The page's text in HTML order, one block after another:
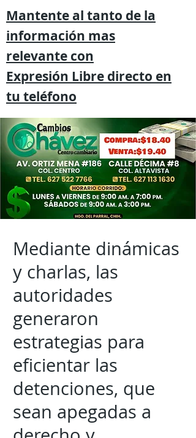
Mantente al tanto de la
información mas
relevante con
Expresión Libre directo en
tu teléfono
Mediante dinámicas
y charlas, las
autoridades
generaron
estrategias para
eficientar las
detenciones, que
sean apegadas a